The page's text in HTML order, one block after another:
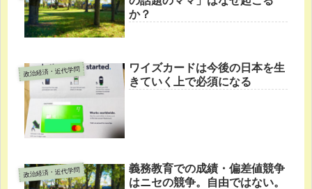
か？
政治経済・近代学問
ワイズカードは今後の日本を生
きていく上で必須になる
政治経済・近代学問
義務教育での成績・偏差値競争
はニセの競争。自由ではない。